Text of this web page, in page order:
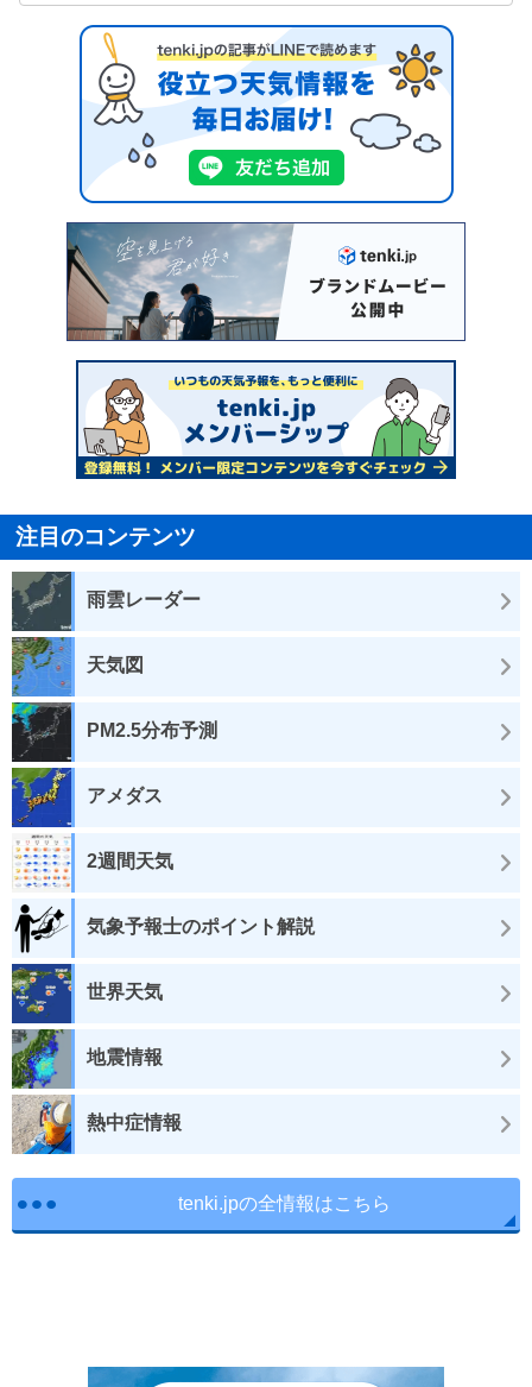
注目のコンテンツ
雨雲レーダー
天気図
PM2.5分布予測
アメダス
2週間天気
気象予報士のポイント解説
世界天気
地震情報
熱中症情報
tenki.jpの全情報はこちら